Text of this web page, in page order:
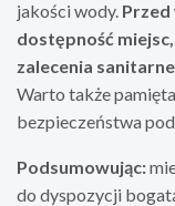
jakości wody.
dostępność
zalecenia
Warto także
bezpieczeństwa
Podsumowując:
do dyspozycji